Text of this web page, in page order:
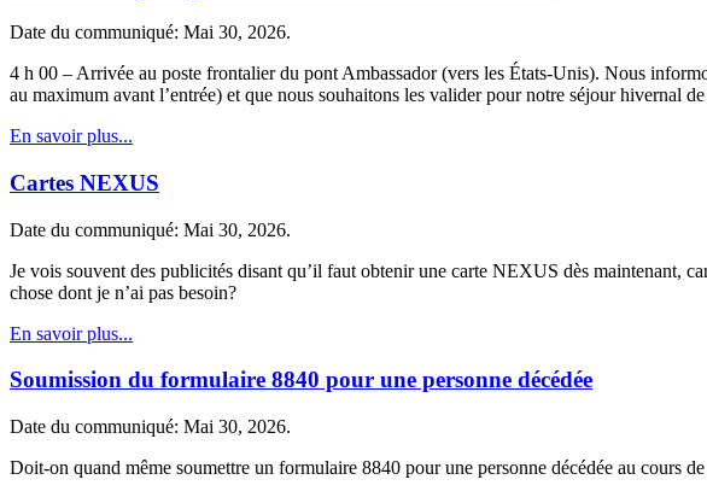
Date du communiqué: Mai 30, 2026.
4 h 00 – Arrivée au poste frontalier du pont Ambassador (vers les États-Unis). Nous
au maximum avant l’entrée) et que nous souhaitons les valider pour notre séjour hivernal
En savoir plus...
Cartes NEXUS
Date du communiqué: Mai 30, 2026.
Je vois souvent des publicités disant qu’il faut obtenir une carte NEXUS dès maintenant,
chose dont je n’ai pas besoin?
En savoir plus...
Soumission du formulaire 8840 pour une personne décédée
Date du communiqué: Mai 30, 2026.
Doit-on quand même soumettre un formulaire 8840 pour une personne décédée au cours de